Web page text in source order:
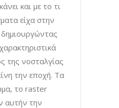
και με το τι
είχα στην
δημιουργώντας
της νοσταλγίας
την εποχή. Τα
το raster
αυτήν την